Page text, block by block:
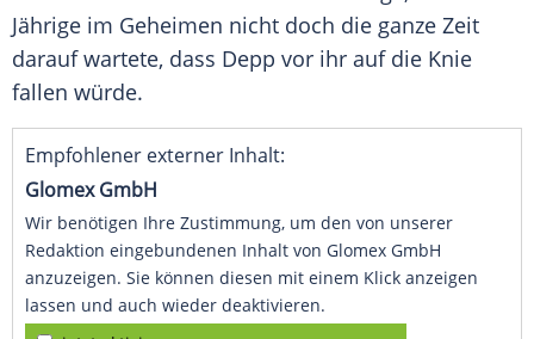
Jährige im Geheimen nicht doch die ganze Zeit
darauf wartete, dass Depp vor ihr auf die Knie
fallen würde.
Empfohlener externer Inhalt:
Glomex GmbH
Wir benötigen Ihre Zustimmung, um den von unserer
Redaktion eingebundenen Inhalt von Glomex GmbH
anzuzeigen. Sie können diesen mit einem Klick anzeigen
lassen und auch wieder deaktivieren.